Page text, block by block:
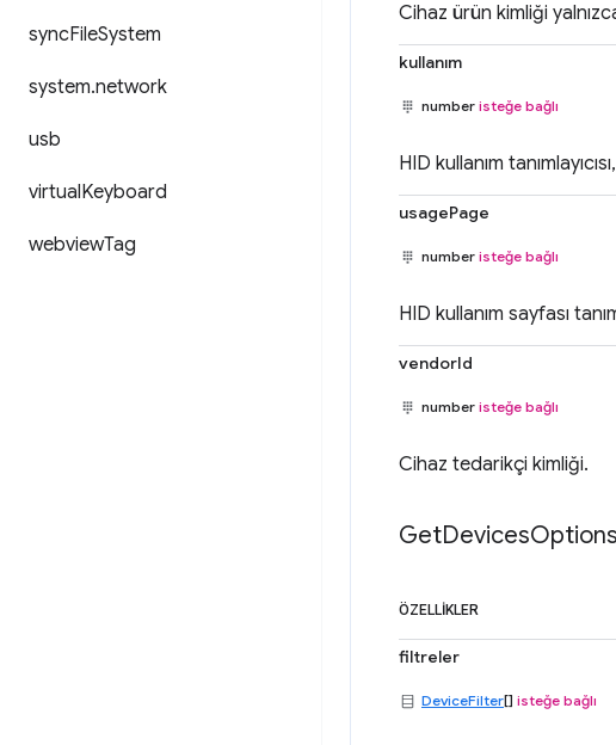
syncFileSystem
system.network
usb
virtualKeyboard
webviewTag
Cihaz ürün kimliği
kullanım
number isteğe bağlı
HID kullanım
usagePage
number isteğe bağlı
HID kullanım sayfası
vendorId
number isteğe bağlı
Cihaz tedarikçi kimliği.
GetDevicesOptions
ÖZELLIKLER
filtreler
DeviceFilter[] isteğe bağlı